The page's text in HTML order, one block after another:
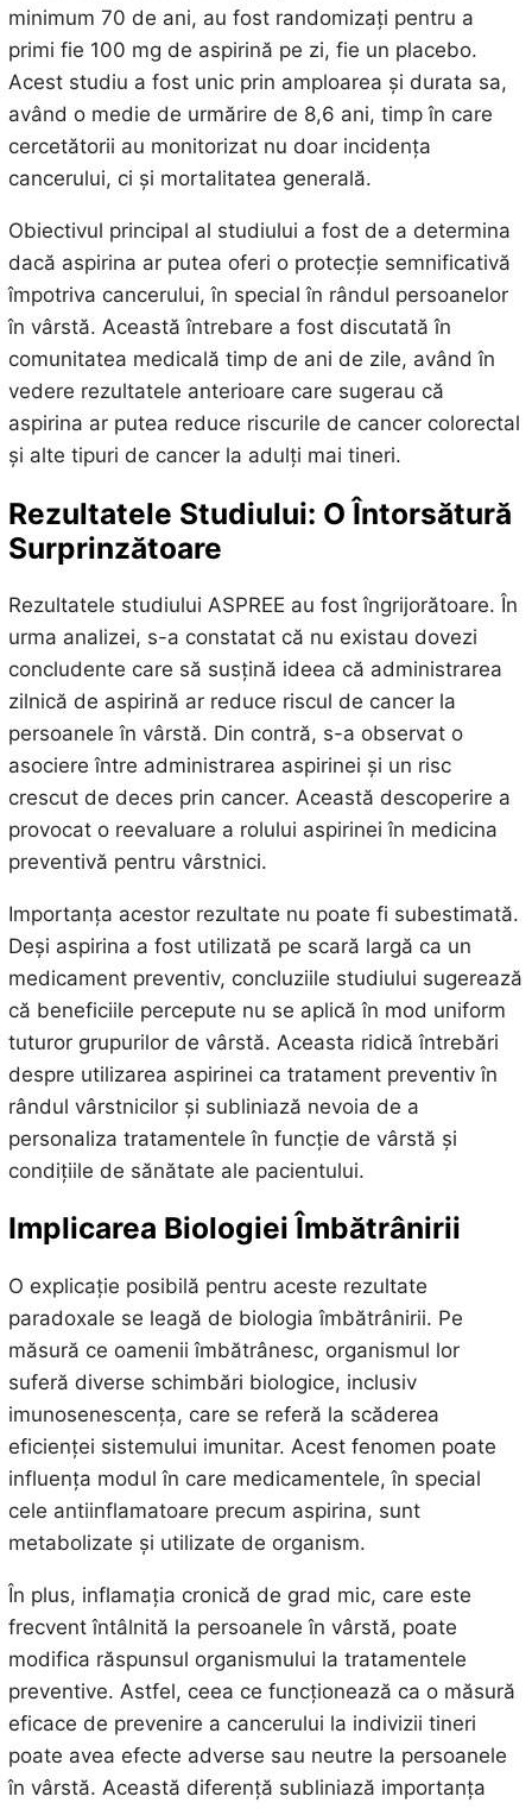
minimum 70 de ani, au fost randomizați pentru a
primi fie 100 mg de aspirină pe zi, fie un placebo.
Acest studiu a fost unic prin amploarea și durata sa,
având o medie de urmărire de 8,6 ani, timp în care
cercetătorii au monitorizat nu doar incidența
cancerului, ci și mortalitatea generală.
Obiectivul principal al studiului a fost de a determina
dacă aspirina ar putea oferi o protecție semnificativă
împotriva cancerului, în special în rândul persoanelor
în vârstă. Această întrebare a fost discutată în
comunitatea medicală timp de ani de zile, având în
vedere rezultatele anterioare care sugerau că
aspirina ar putea reduce riscurile de cancer colorectal
și alte tipuri de cancer la adulți mai tineri.
Rezultatele Studiului: O Întorsătură
Surprinzătoare
Rezultatele studiului ASPREE au fost îngrijorătoare. În
urma analizei, s-a constatat că nu existau dovezi
concludente care să susțină ideea că administrarea
zilnică de aspirină ar reduce riscul de cancer la
persoanele în vârstă. Din contră, s-a observat o
asociere între administrarea aspirinei și un risc
crescut de deces prin cancer. Această descoperire a
provocat o reevaluare a rolului aspirinei în medicina
preventivă pentru vârstnici.
Importanța acestor rezultate nu poate fi subestimată.
Deși aspirina a fost utilizată pe scară largă ca un
medicament preventiv, concluziile studiului sugerează
că beneficiile percepute nu se aplică în mod uniform
tuturor grupurilor de vârstă. Aceasta ridică întrebări
despre utilizarea aspirinei ca tratament preventiv în
rândul vârstnicilor și subliniază nevoia de a
personaliza tratamentele în funcție de vârstă și
condițiile de sănătate ale pacientului.
Implicarea Biologiei Îmbătrânirii
O explicație posibilă pentru aceste rezultate
paradoxale se leagă de biologia îmbătrânirii. Pe
măsură ce oamenii îmbătrânesc, organismul lor
suferă diverse schimbări biologice, inclusiv
imunosenescența, care se referă la scăderea
eficienței sistemului imunitar. Acest fenomen poate
influența modul în care medicamentele, în special
cele antiinflamatoare precum aspirina, sunt
metabolizate și utilizate de organism.
În plus, inflamația cronică de grad mic, care este
frecvent întâlnită la persoanele în vârstă, poate
modifica răspunsul organismului la tratamentele
preventive. Astfel, ceea ce funcționează ca o măsură
eficace de prevenire a cancerului la indivizii tineri
poate avea efecte adverse sau neutre la persoanele
în vârstă. Această diferență subliniază importanța